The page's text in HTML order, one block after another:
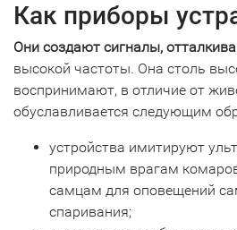
Как приборы
Они создают сигналы,
высокой частоты. Она столь
воспринимают, в отличие от
обуславливается следующим
устройства имитируют
природным врагам
самцам для оповещений
спаривания;